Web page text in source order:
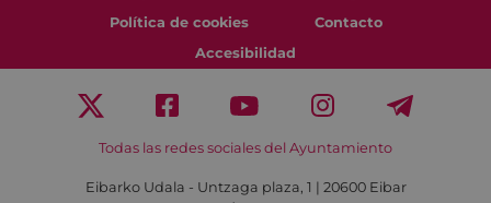
Política de cookies
Contacto
Accesibilidad
Todas las redes sociales del Ayuntamiento
Eibarko Udala - Untzaga plaza, 1 | 20600 Eibar